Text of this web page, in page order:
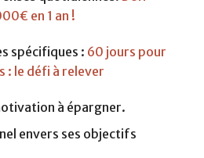
en 1 an !
spécifiques : 60 jours pour
: le défi à relever
à épargner.
envers ses objectifs